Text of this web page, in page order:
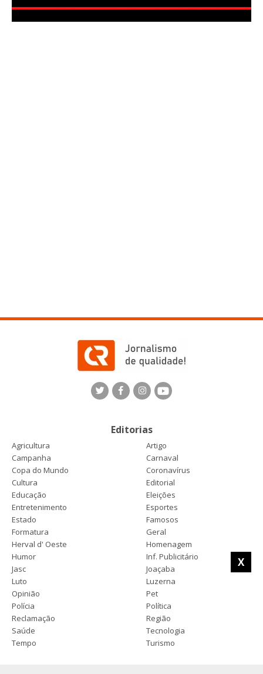
X
Editorias
Agricultura
Artigo
Campanha
Carnaval
Copa do Mundo
Coronavírus
Cultura
Editorial
Educação
Eleições
Entretenimento
Esportes
Estado
Famosos
Formatura
Geral
Herval d' Oeste
Homenagem
Humor
Inf. Publicitário
Jasc
Joaçaba
Luto
Luzerna
Opinião
Pet
Polícia
Política
Reclamação
Região
Saúde
Tecnologia
Tempo
Turismo